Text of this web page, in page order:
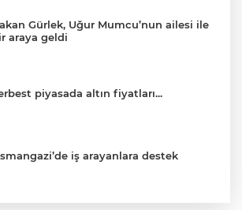
Gürlek, Uğur Mumcu’nun ailesi ile
araya geldi
piyasada altın fiyatları...
iş arayanlara destek